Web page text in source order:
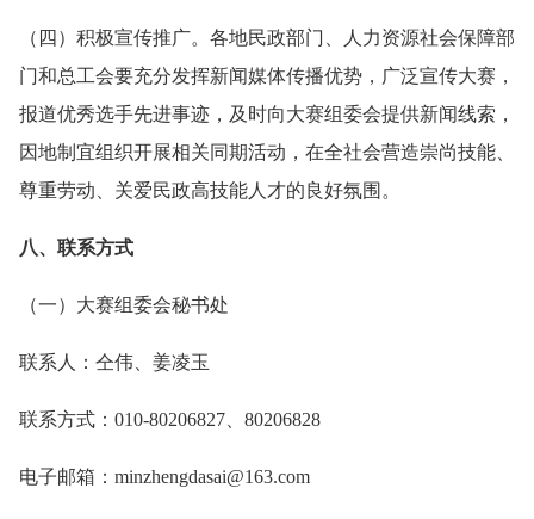
（四）积极宣传推广。各地民政部门、人力资源社会保障部
门和总工会要充分发挥新闻媒体传播优势，广泛宣传大赛，
报道优秀选手先进事迹，及时向大赛组委会提供新闻线索，
因地制宜组织开展相关同期活动，在全社会营造崇尚技能、
尊重劳动、关爱民政高技能人才的良好氛围。
八、联系方式
（一）大赛组委会秘书处
联系人：仝伟、姜凌玉
联系方式：010-80206827、80206828
电子邮箱：minzhengdasai@163.com